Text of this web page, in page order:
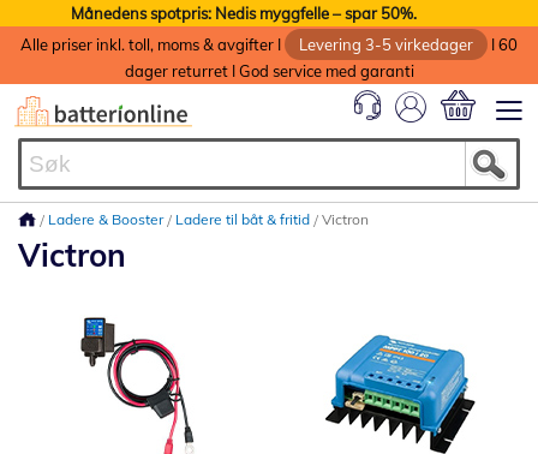
Månedens spotpris: Nedis myggfelle – spar 50%.
Alle priser inkl. toll, moms & avgifter I
Levering 3-5 virkedager
I 60
dager returret I God service med garanti
Ladere & Booster Ladere til båt & fritid Victron
Victron